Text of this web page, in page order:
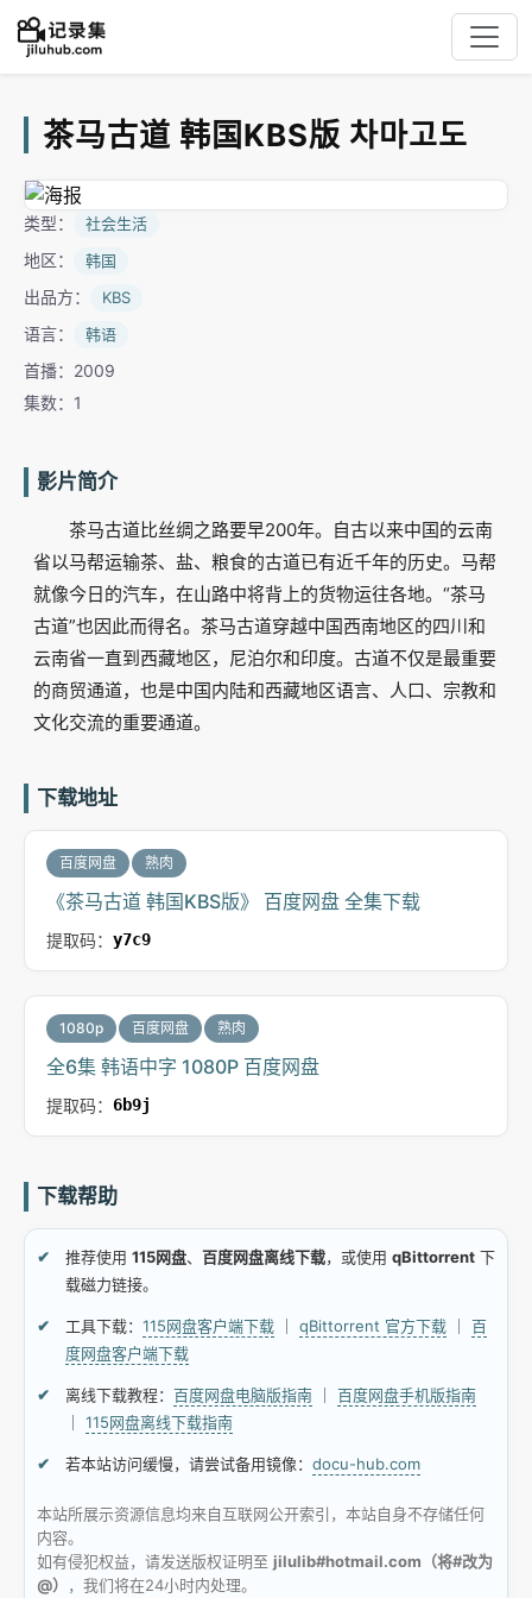
茶马古道 韩国KBS版 차마고도
类型： 社会生活
地区： 韩国
出品方： KBS
语言： 韩语
首播：2009
集数：1
影片简介
茶马古道比丝绸之路要早200年。自古以来中国的云南
省以马帮运输茶、盐、粮食的古道已有近千年的历史。马帮
就像今日的汽车，在山路中将背上的货物运往各地。“茶马
古道”也因此而得名。茶马古道穿越中国西南地区的四川和
云南省一直到西藏地区，尼泊尔和印度。古道不仅是最重要
的商贸通道，也是中国内陆和西藏地区语言、人口、宗教和
文化交流的重要通道。
下载地址
百度网盘 熟肉
《茶马古道 韩国KBS版》 百度网盘 全集下载
提取码： y7c9
1080p 百度网盘 熟肉
全6集 韩语中字 1080P 百度网盘
提取码： 6b9j
下载帮助
推荐使用 115网盘、 百度网盘离线下载，或使用 qBittorrent 下
载磁力链接。
工具下载： 115网盘客户端下载 qBittorrent 官方下载
百
度网盘客户端下载
离线下载教程： 百度网盘电脑版指南
百度网盘手机版指南
115网盘离线下载指南
若本站访问缓慢，请尝试备用镜像： docu-hub.com
本站所展示资源信息均来自互联网公开索引，本站自身不存储任何
内容。
如有侵犯权益，请发送版权证明至 jilulib#hotmail.com（将#改为
@）
，我们将在24小时内处理。